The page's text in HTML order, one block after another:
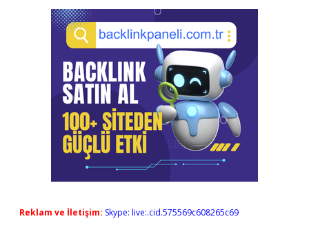
Reklam ve İletişim: Skype: live:.cid.575569c608265c69